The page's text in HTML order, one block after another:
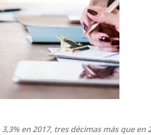
en 2017, tres décimas más que